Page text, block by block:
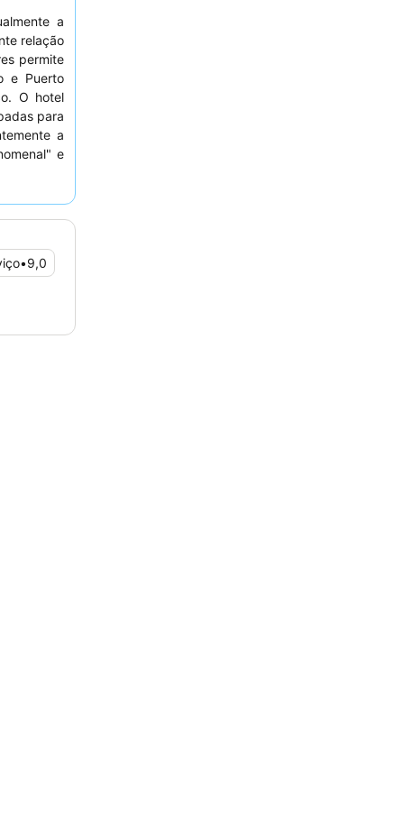
a
relação
permite
e Puerto
O hotel
para
a
e
virado
•9,0